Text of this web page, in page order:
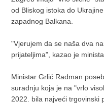
od Bliskog istoka do
zapadnog Balkana.
"Vjerujem da se naša dva
prijateljima", kazao je
Ministar Grlić Radman
suradnju koja je na "vrlo
2022. bila najveći trgovinski